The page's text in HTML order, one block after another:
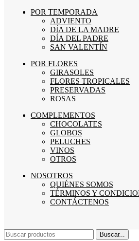
POR TEMPORADA
ADVIENTO
DÍA DE LA MADRE
DÍA DEL PADRE
SAN VALENTÍN
POR FLORES
GIRASOLES
FLORES TROPICALES
PRESERVADAS
ROSAS
COMPLEMENTOS
CHOCOLATES
GLOBOS
PELUCHES
VINOS
OTROS
NOSOTROS
QUIÉNES SOMOS
TÉRMINOS Y
CONTÁCTENOS
Buscar...